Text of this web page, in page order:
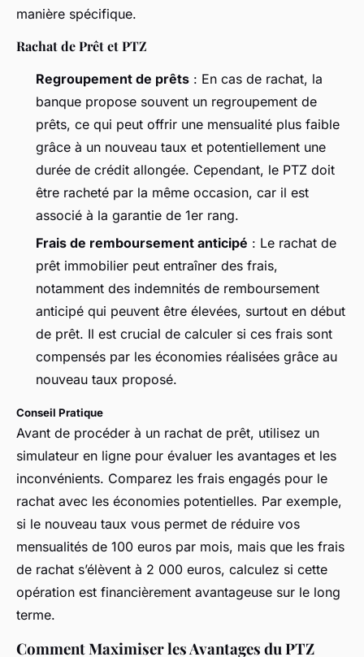
manière spécifique.
Rachat de Prêt et PTZ
Regroupement de prêts : En cas de rachat, la
banque propose souvent un regroupement de
prêts, ce qui peut offrir une mensualité plus faible
grâce à un nouveau taux et potentiellement une
durée de crédit allongée. Cependant, le PTZ doit
être racheté par la même occasion, car il est
associé à la garantie de 1er rang.
Frais de remboursement anticipé : Le rachat de
prêt immobilier peut entraîner des frais,
notamment des indemnités de remboursement
anticipé qui peuvent être élevées, surtout en début
de prêt. Il est crucial de calculer si ces frais sont
compensés par les économies réalisées grâce au
nouveau taux proposé.
Conseil Pratique
Avant de procéder à un rachat de prêt, utilisez un
simulateur en ligne pour évaluer les avantages et les
inconvénients. Comparez les frais engagés pour le
rachat avec les économies potentielles. Par exemple,
si le nouveau taux vous permet de réduire vos
mensualités de 100 euros par mois, mais que les frais
de rachat s’élèvent à 2 000 euros, calculez si cette
opération est financièrement avantageuse sur le long
terme.
Comment Maximiser les Avantages du PTZ